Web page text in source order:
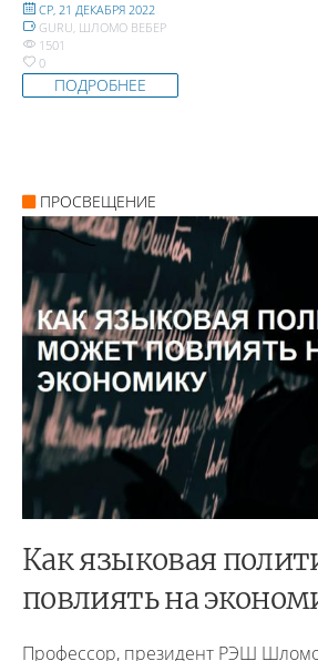
СР, 21 ДЕКАБРЯ 2022
GURU, ШЛОМО ВЕБЕР
1501
0
ПОДРОБНЕЕ
ПРОСВЕЩЕНИЕ
Как языковая
повлиять на
Профессор, президент РЭШ